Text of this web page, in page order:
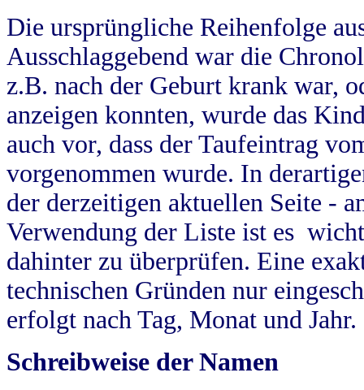
Die ursprüngliche Reihenfolge
Ausschlaggebend war die
z.B. nach der Geburt krank war,
anzeigen konnten, wurde das
auch vor, dass der Taufeintrag
vorgenommen wurde. In
der derzeitigen aktuellen Seite -
Verwendung der Liste ist es
dahinter zu überprüfen. Eine
technischen Gründen nur
erfolgt nach Tag, Monat und Jahr.
Schreibweise der Namen